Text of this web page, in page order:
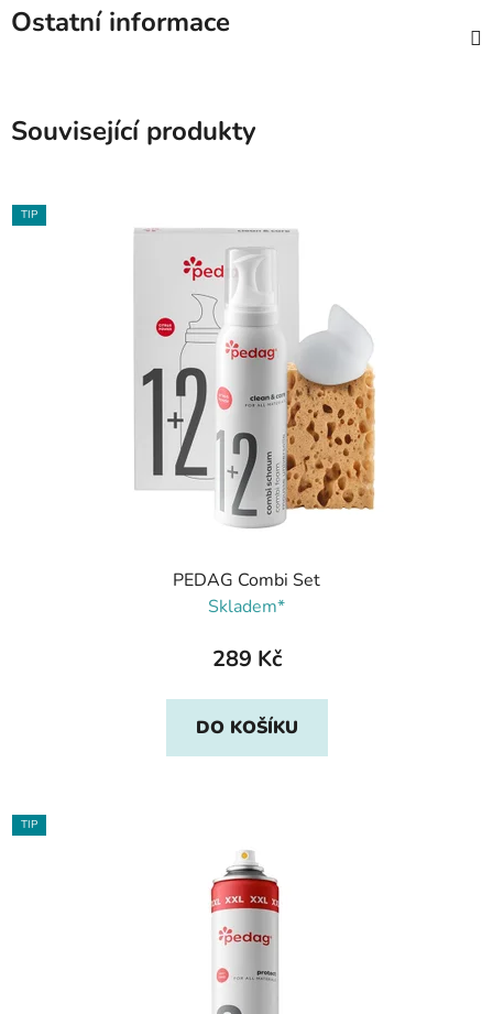
Ostatní informace
Související produkty
TIP
PEDAG Combi Set
Skladem*
289 Kč
DO KOŠÍKU
TIP